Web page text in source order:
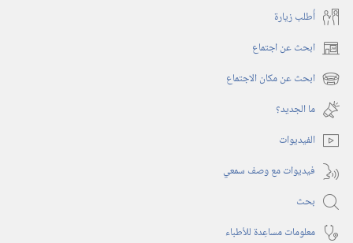
أُطلب زيارة
ابحث عن اجتماع (يفتح
نافذة ابحث عن مكان الاجتماع (يفتح
نافذة
جديدة)
ما الجديد؟‏
الفيديوات
فيديوات مع وصف سمعي
بحث
معلومات مساعِدة للأطباء